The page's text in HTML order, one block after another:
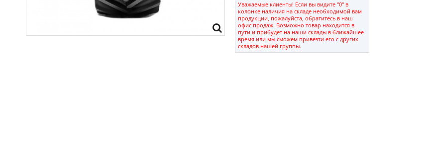
Уважаемые клиенты! Если вы видите "0" в
колонке наличия на складе необходимой вам
продукции, пожалуйста, обратитесь в наш
офис продаж. Возможно товар находится в
пути и прибудет на наши склады в ближайшее
время или мы сможем привезти его с других
складов нашей группы.